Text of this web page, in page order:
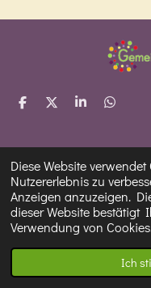
Diese Website
Nutzererlebnis zu
Anzeigen anzuzeigen.
dieser Website bestätigt
Verwendung von
Ich
T
l
n
T
l
e
n
T
l
n
T
l
n
Impressum und DSGV
Kontakt
Webador